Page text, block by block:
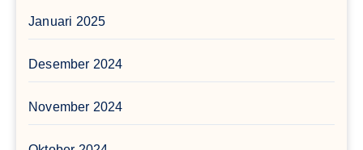
Januari 2025
Desember 2024
November 2024